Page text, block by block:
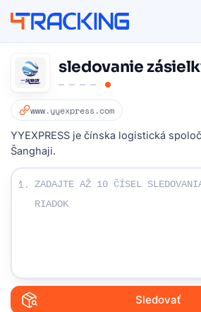
sledovanie
www.yyexpress.com
YYEXPRESS je čínska logistická
Šanghaji.
Zadajte svoje sledovacie čísla:
1.
Sledovať